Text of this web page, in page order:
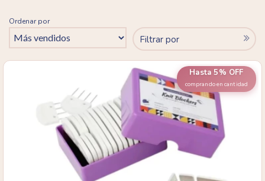
Ordenar por
Filtrar por
Hasta 5% OFF
comprando en cantidad